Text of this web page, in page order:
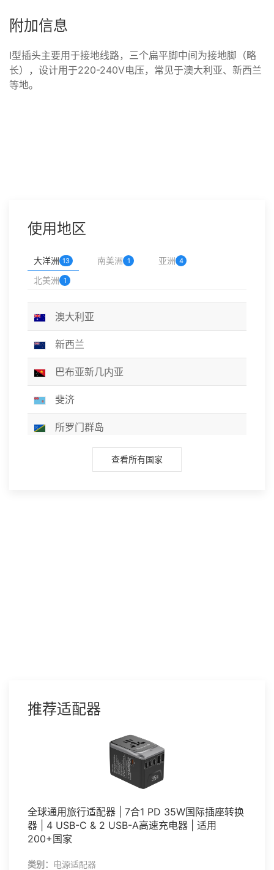
附加信息
I型插头主要用于接地线路，三个扁平脚中间为接地脚（略
长），设计用于220-240V电压，常见于澳大利亚、新西兰
等地。
使用地区
大洋洲 13 南美洲 1 亚洲 4
北美洲 1
澳大利亚
新西兰
巴布亚新几内亚
斐济
所罗门群岛
查看所有国家
推荐适配器
全球通用旅行适配器 | 7合1 PD 35W国际插座转换
器 | 4 USB-C & 2 USB-A高速充电器 | 适用
200+国家
类别： 电源适配器